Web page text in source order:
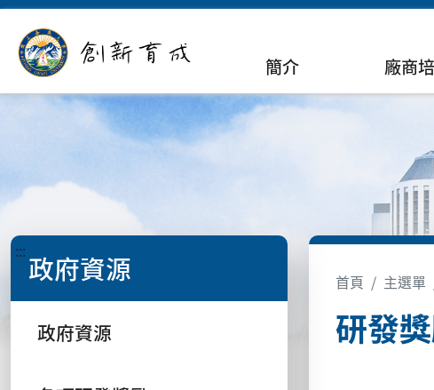
簡介 廠商
::: 政府資源
政府資源
首頁 主選單
研發